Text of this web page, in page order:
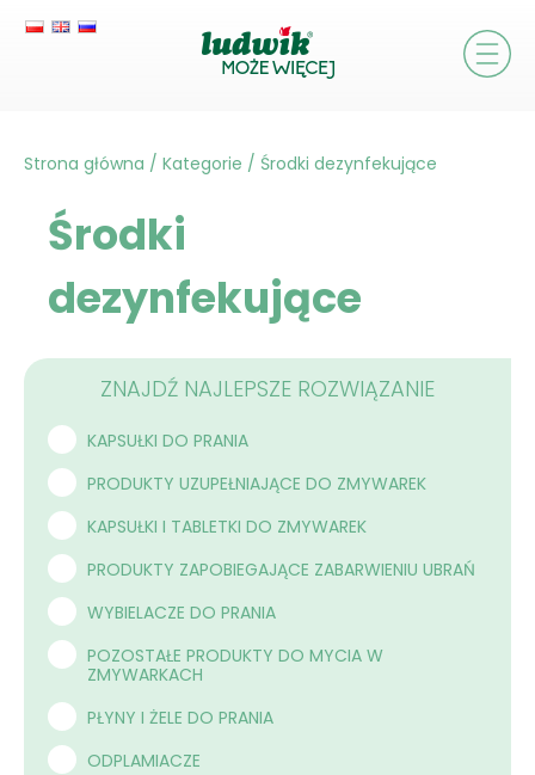
Strona główna / Kategorie / Środki dezynfekujące
Środki
dezynfekujące
ZNAJDŹ NAJLEPSZE ROZWIĄZANIE
KAPSUŁKI DO PRANIA
PRODUKTY UZUPEŁNIAJĄCE DO ZMYWAREK
KAPSUŁKI I TABLETKI DO ZMYWAREK
PRODUKTY ZAPOBIEGAJĄCE ZABARWIENIU UBRAŃ
WYBIELACZE DO PRANIA
POZOSTAŁE PRODUKTY DO MYCIA W
ZMYWARKACH
PŁYNY I ŻELE DO PRANIA
ODPLAMIACZE